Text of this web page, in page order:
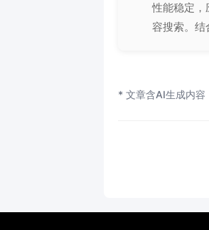
性能稳定，
容搜索。结
* 文章含AI生成内容